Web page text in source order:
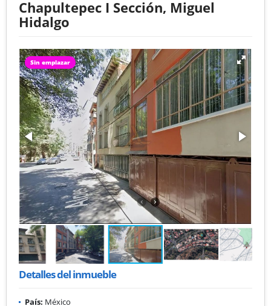
Chapultepec I Sección, Miguel
Hidalgo
Sin emplazar
Detalles del inmueble
País: México